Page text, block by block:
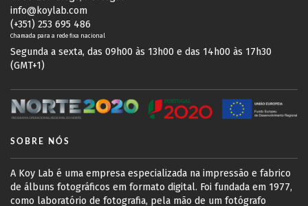
info@koylab.com
(+351) 253 695 486
Chamada para a rede fixa nacional
Segunda a sexta, das 09h00 às 13h00 e das 14h00 às 17h30
(GMT+1)
SOBRE NÓS
A Koy Lab é uma empresa especializada na impressão e fabrico
de álbuns fotográficos em formato digital. Foi fundada em 1977,
como laboratório de fotografia, pela mão de um fotógrafo